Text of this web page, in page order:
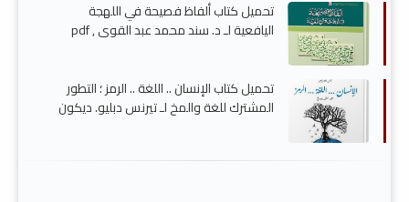
تحميل كتاب ألفاظ فصيحة في اللهجة
اليافعية لـ د. سند محمد عبد القوي , pdf
تحميل كتاب الإنسان .. اللغة .. الرمز ؛ التطور
المشترك للغة والمخ لـ تيرنس دبليو. ديكون